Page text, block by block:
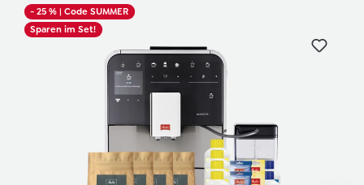
- 25 %| Code SUMMER
Sparen im Set!